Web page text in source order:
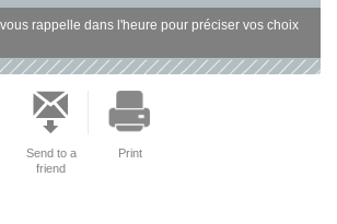
rappelle dans l'heure pour préciser vos choix
Send to a
friend
Print